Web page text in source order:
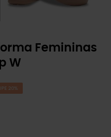
Femininas
W
20%